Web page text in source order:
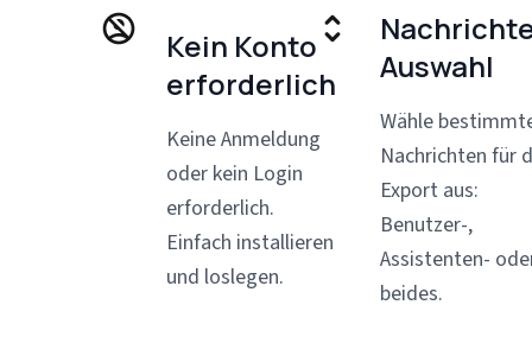
Kein Konto
erforderlich
Keine Anmeldung
oder kein Login
erforderlich.
Einfach installieren
und loslegen.
Auswahl
Wähle
Nachrichten für
Export aus:
Benutzer-,
Assistenten-
beides.